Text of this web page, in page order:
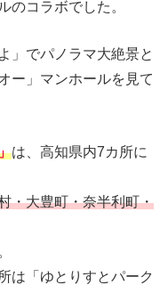
のコラボでした。
」でパノラマ大絶景と
ー」マンホールを見て
は、高知県内7カ所に
・大豊町・奈半利町・
は「ゆとりすとパーク